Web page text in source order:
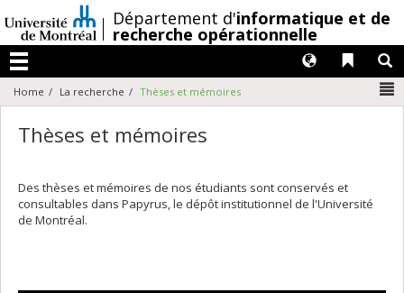
au
contenu
/Département d'informatique et de
recherche opérationnelle
Menu
Liens
Langues
Home La recherche Thèses et mémoires
Thèses et mémoires
Des thèses et mémoires de nos étudiants sont conservés et
consultables dans Papyrus, le dépôt institutionnel de l'Université
de Montréal.